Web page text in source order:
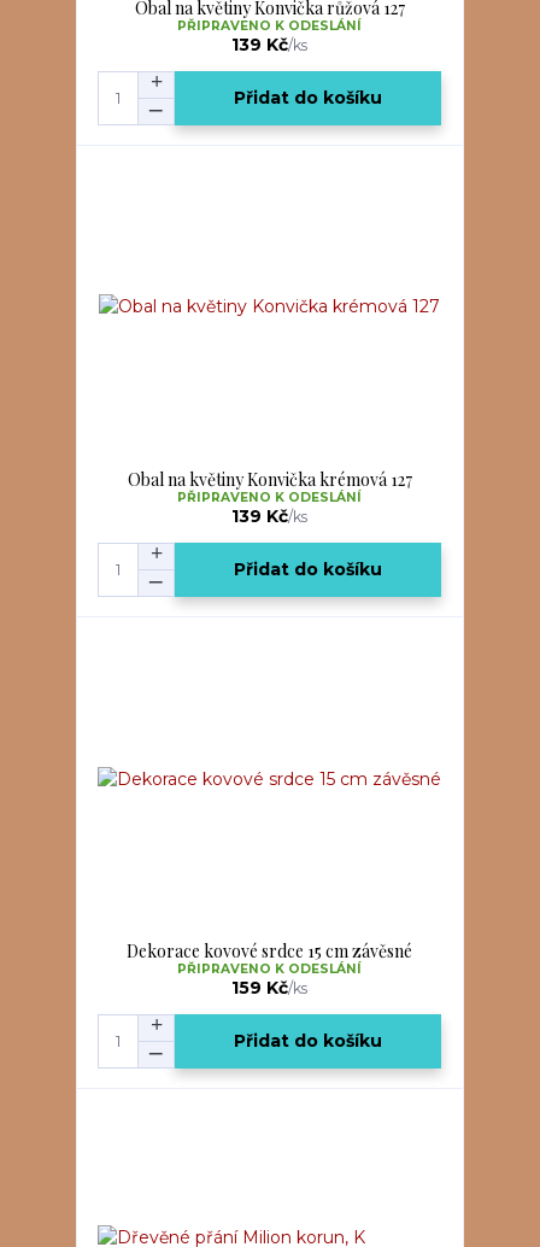
Obal na květiny Konvička růžová 127
139 Kč/ks
PŘIPRAVENO K ODESLÁNÍ
Přidat do košíku
Obal na květiny Konvička krémová 127
139 Kč/ks
PŘIPRAVENO K ODESLÁNÍ
Přidat do košíku
Dekorace kovové srdce 15 cm závěsné
159 Kč/ks
PŘIPRAVENO K ODESLÁNÍ
Přidat do košíku